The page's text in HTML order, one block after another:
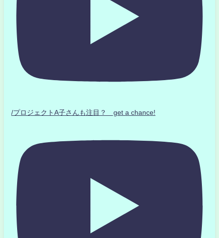
/プロジェクトA子さんも注目？ get a chance!